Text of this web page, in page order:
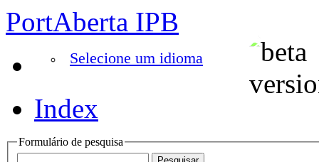
PortAberta IPB
Selecione um idioma
Index
Formulário de pesquisa